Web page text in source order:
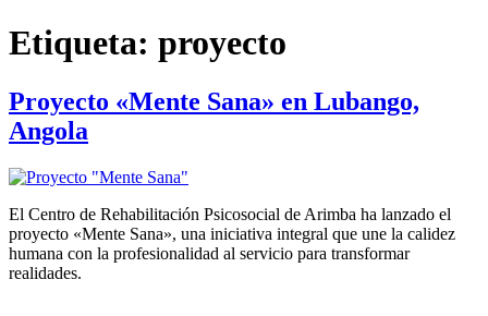
Etiqueta: proyecto
Proyecto «Mente Sana» en Lubango,
Angola
El Centro de Rehabilitación Psicosocial de Arimba ha lanzado el
proyecto «Mente Sana», una iniciativa integral que une la calidez
humana con la profesionalidad al servicio para transformar
realidades.